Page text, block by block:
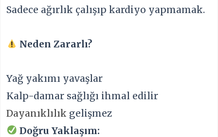
Sadece ağırlık çalışıp kardiyo yapmamak.
Neden Zararlı?
Yağ yakımı yavaşlar
Kalp-damar sağlığı ihmal edilir
Dayanıklılık gelişmez
Doğru Yaklaşım: